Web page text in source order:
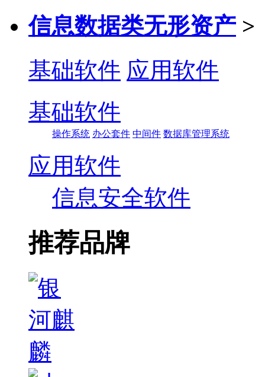
信息数据类无形资产 >
基础软件 应用软件
基础软件
操作系统 办公套件 中间件 数据库管理系统
应用软件
信息安全软件
推荐品牌